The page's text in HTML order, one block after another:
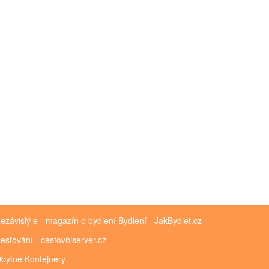
e - magazín o bydlení Bydlení - JakBydlet.cz
- cestovniserver.cz
Kontejnery